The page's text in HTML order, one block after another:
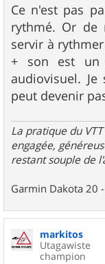
Ce n'est pas
rythmé. Or de
servir à
+ son est un
audiovisuel.
peut devenir
La pratique du
engagée,
restant souple de
Garmin Dakota 20
markitos
Utagawiste
champion